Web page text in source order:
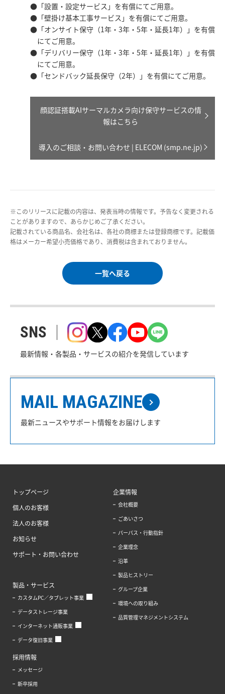
「設置・設定サービス」を有償にてご用意。
「壁掛け基本工事サービス」を有償にてご用意。
「オンサイト保守（1年・3年・5年・延長1年）」を有償
にてご用意。
「デリバリー保守（1年・3年・5年・延長1年）」を有償
にてご用意。
「センドバック延長保守（2年）」を有償にてご用意。
顔認証搭載AIサーマルカメラ向け保守サービスの情
報はこちら
導入のご相談・お問い合わせ | ELECOM (smp.ne.jp)
※このリリースに記載の内容は、発表当時の情報です。予告なく変更される
ことがありますので、あらかじめご了承ください。
記載されている商品名、会社名は、各社の商標または登録商標です。記載価
格はメーカー希望小売価格であり、消費税は含まれておりません。
一覧へ戻る
SNS
最新情報・各製品・サービスの紹介を発信しています
MAIL MAGAZINE
最新ニュースやサポート情報をお届けします
トップページ
個人のお客様
法人のお客様
お知らせ
サポート・お問い合わせ
製品・サービス
カスタムPC／タブレット事業
データストレージ事業
インターネット通販事業
データ復旧事業
企業情報
会社概要
ごあいさつ
パーパス・行動指針
企業理念
沿革
製品ヒストリー
グループ企業
環境への取り組み
品質管理マネジメントシステム
採用情報
メッセージ
新卒採用